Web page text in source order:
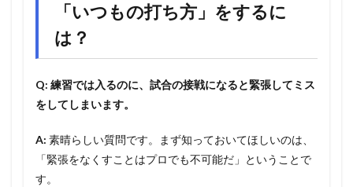
「いつもの打ち方」をするに
は？
Q: 練習では入るのに、試合の接戦になると緊張してミス
をしてしまいます。
A: 素晴らしい質問です。まず知っておいてほしいのは、
「緊張をなくすことはプロでも不可能だ」ということで
す。